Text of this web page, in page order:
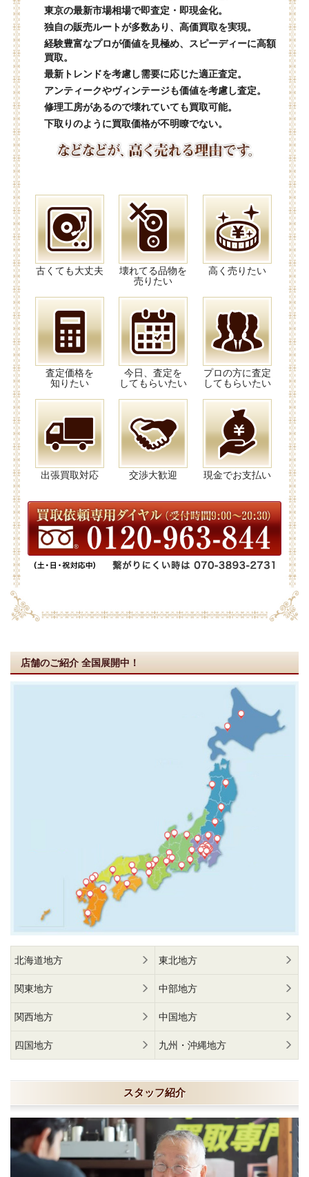
東京の最新市場相場で即査定・即現金化。
独自の販売ルートが多数あり、高価買取を実現。
経験豊富なプロが価値を見極め、スピーディーに高額
買取。
最新トレンドを考慮し需要に応じた適正査定。
アンティークやヴィンテージも価値を考慮し査定。
修理工房があるので壊れていても買取可能。
下取りのように買取価格が不明瞭でない。
古くても大丈夫
壊れてる品物を
売りたい
高く売りたい
査定価格を
知りたい
今日、査定を
してもらいたい
プロの方に査定
してもらいたい
出張買取対応 交渉大歓迎 現金でお支払い
店舗のご紹介 全国展開中！
北海道地方 東北地方
関東地方 中部地方
関西地方 中国地方
四国地方 九州・沖縄地方
スタッフ紹介